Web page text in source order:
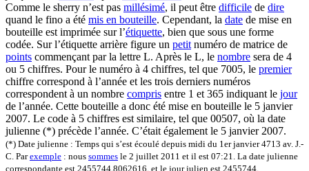
Comme le sherry n’est pas millésimé, il peut être difficile de dire
quand le fino a été mis en bouteille. Cependant, la date de mise en
bouteille est imprimée sur l’étiquette, bien que sous une forme
codée. Sur l’étiquette arrière figure un petit numéro de matrice de
points commençant par la lettre L. Après le L, le nombre sera de 4
ou 5 chiffres. Pour le numéro à 4 chiffres, tel que 7005, le premier
chiffre correspond à l’année et les trois derniers numéros
correspondent à un nombre compris entre 1 et 365 indiquant le jour
de l’année. Cette bouteille a donc été mise en bouteille le 5 janvier
2007. Le code à 5 chiffres est similaire, tel que 00507, où la date
julienne (*) précède l’année. C’était également le 5 janvier 2007.
(*) Date julienne : Temps qui s’est écoulé depuis midi du 1er janvier 4713 av. J.-
C. Parexemple : nous sommes le 2 juillet 2011 et il est 07:21. La date julienne
correspondante est 2455744.8062616, et le jour julien est 2455744.